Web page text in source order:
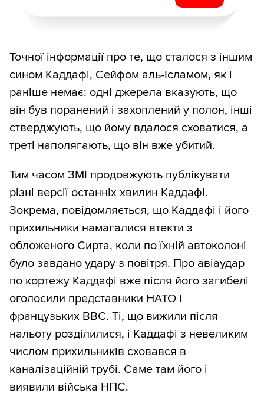
Точної інформації про те, що сталося з іншим
сином Каддафі, Сейфом аль-Ісламом, як і
раніше немає: одні джерела вказують, що
він був поранений і захоплений у полон, інші
стверджують, що йому вдалося сховатися, а
треті наполягають, що він вже убитий.
Тим часом ЗМІ продовжують публікувати
різні версії останніх хвилин Каддафі.
Зокрема, повідомляється, що Каддафі і його
прихильники намагалися втекти з
обложеного Сирта, коли по їхній автоколоні
було завдано удару з повітря. Про авіаудар
по кортежу Каддафі вже після його загибелі
оголосили представники НАТО і
французьких ВВС. Ті, що вижили після
нальоту розділилися, і Каддафі з невеликим
числом прихильників сховався в
каналізаційній трубі. Саме там його і
виявили війська НПС.